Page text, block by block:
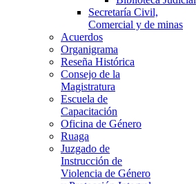
Secretaría Civil,
Comercial y de minas
Acuerdos
Organigrama
Reseña Histórica
Consejo de la
Magistratura
Escuela de
Capacitación
Oficina de Género
Ruaga
Juzgado de
Instrucción de
Violencia de Género